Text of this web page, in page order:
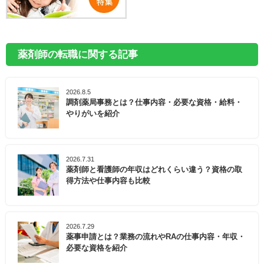
薬剤師の転職に関する記事
2026.8.5
調剤薬局事務とは？仕事内容・必要な資格・給料・
やりがいを紹介
2026.7.31
薬剤師と看護師の年収はどれくらい違う？資格の取
得方法や仕事内容も比較
2026.7.29
薬事申請とは？業務の流れやRAの仕事内容・年収・
必要な資格を紹介